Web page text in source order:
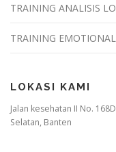
TRAINING ANALISIS
TRAINING
LOKASI KAMI
Jalan kesehatan II No.
Selatan, Banten